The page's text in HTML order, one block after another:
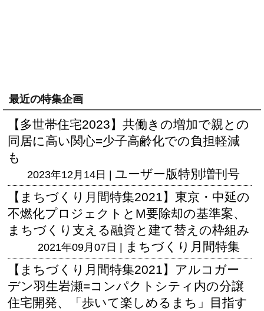
最近の特集企画
【多世帯住宅2023】共働きの増加で親との
同居に高い関心=少子高齢化での負担軽減
も
2023年12月14日 | ユーザー版特別増刊号
【まちづくり月間特集2021】東京・中延の
不燃化プロジェクトとM要除却の基準案、
まちづくり支える融資と建て替えの枠組み
2021年09月07日 | まちづくり月間特集
【まちづくり月間特集2021】アルコガー
デン羽生岩瀬=コンパクトシティ内の分譲
住宅開発、「歩いて楽しめるまち」目指す